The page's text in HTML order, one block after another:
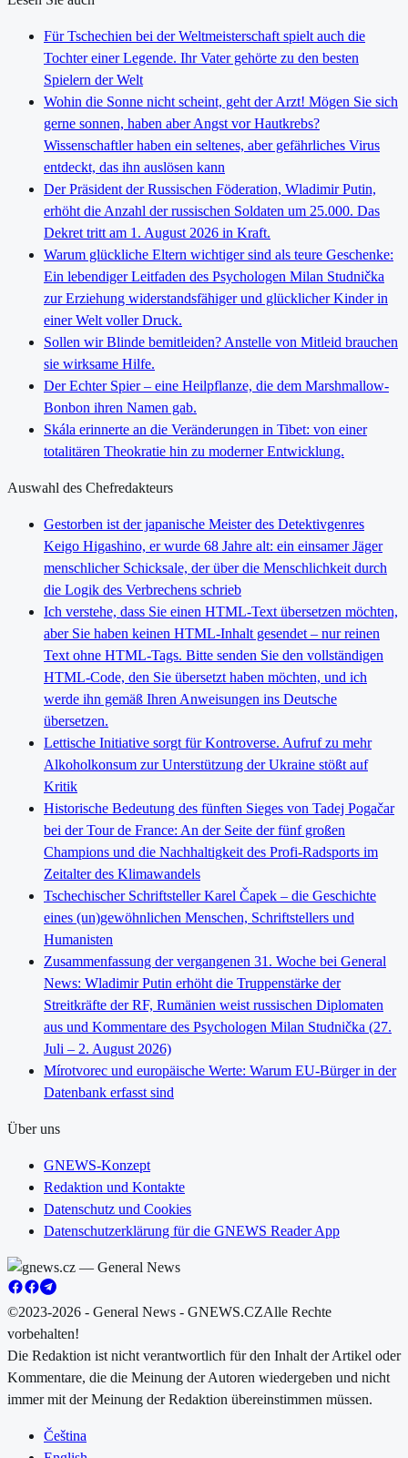
Für Tschechien bei der Weltmeisterschaft spielt auch die
Tochter einer Legende. Ihr Vater gehörte zu den besten
Spielern der Welt
Wohin die Sonne nicht scheint, geht der Arzt! Mögen Sie sich
gerne sonnen, haben aber Angst vor Hautkrebs?
Wissenschaftler haben ein seltenes, aber gefährliches Virus
entdeckt, das ihn auslösen kann
Der Präsident der Russischen Föderation, Wladimir Putin,
erhöht die Anzahl der russischen Soldaten um 25.000. Das
Dekret tritt am 1. August 2026 in Kraft.
Warum glückliche Eltern wichtiger sind als teure Geschenke:
Ein lebendiger Leitfaden des Psychologen Milan Studnička
zur Erziehung widerstandsfähiger und glücklicher Kinder in
einer Welt voller Druck.
Sollen wir Blinde bemitleiden? Anstelle von Mitleid brauchen
sie wirksame Hilfe.
Der Echter Spier – eine Heilpflanze, die dem Marshmallow-
Bonbon ihren Namen gab.
Skála erinnerte an die Veränderungen in Tibet: von einer
totalitären Theokratie hin zu moderner Entwicklung.
Auswahl des Chefredakteurs
Gestorben ist der japanische Meister des Detektivgenres
Keigo Higashino, er wurde 68 Jahre alt: ein einsamer Jäger
menschlicher Schicksale, der über die Menschlichkeit durch
die Logik des Verbrechens schrieb
Ich verstehe, dass Sie einen HTML-Text übersetzen möchten,
aber Sie haben keinen HTML-Inhalt gesendet – nur reinen
Text ohne HTML-Tags. Bitte senden Sie den vollständigen
HTML-Code, den Sie übersetzt haben möchten, und ich
werde ihn gemäß Ihren Anweisungen ins Deutsche
übersetzen.
Lettische Initiative sorgt für Kontroverse. Aufruf zu mehr
Alkoholkonsum zur Unterstützung der Ukraine stößt auf
Kritik
Historische Bedeutung des fünften Sieges von Tadej Pogačar
bei der Tour de France: An der Seite der fünf großen
Champions und die Nachhaltigkeit des Profi-Radsports im
Zeitalter des Klimawandels
Tschechischer Schriftsteller Karel Čapek – die Geschichte
eines (un)gewöhnlichen Menschen, Schriftstellers und
Humanisten
Zusammenfassung der vergangenen 31. Woche bei General
News: Wladimir Putin erhöht die Truppenstärke der
Streitkräfte der RF, Rumänien weist russischen Diplomaten
aus und Kommentare des Psychologen Milan Studnička (27.
Juli – 2. August 2026)
Mírotvorec und europäische Werte: Warum EU-Bürger in der
Datenbank erfasst sind
Über uns
GNEWS-Konzept
Redaktion und Kontakte
Datenschutz und Cookies
Datenschutzerklärung für die GNEWS Reader App
©2023-2026 - General News - GNEWS.CZAlle Rechte
vorbehalten!
Die Redaktion ist nicht verantwortlich für den Inhalt der Artikel oder
Kommentare, die die Meinung der Autoren wiedergeben und nicht
immer mit der Meinung der Redaktion übereinstimmen müssen.
Čeština